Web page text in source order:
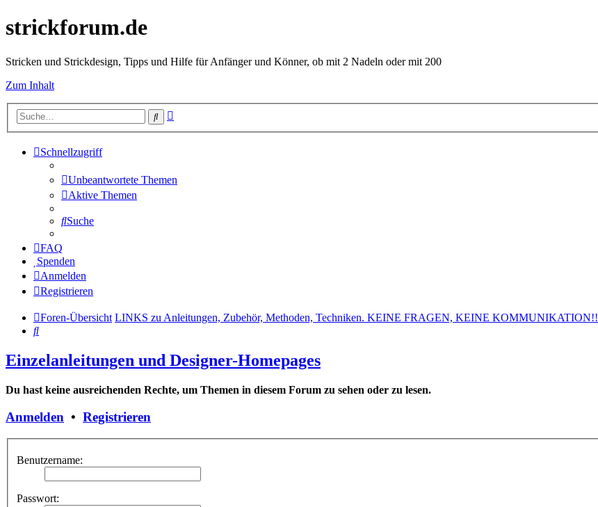
strickforum.de
Stricken und Strickdesign, Tipps und Hilfe für Anfänger und Könner, ob mit 2 Nadeln oder mit 200
Zum Inhalt
Suche
Schnellzugriff
Unbeantwortete Themen
Aktive Themen
Suche
FAQ
Spenden
Anmelden
Registrieren
Foren-Übersicht LINKS zu Anleitungen, Zubehör, Methoden, Techniken. KEINE FRAGEN, KEINE KOMMUNIKATION!!
Suche
Einzelanleitungen und Designer-Homepages
Du hast keine ausreichenden Rechte, um Themen in diesem Forum zu sehen oder zu lesen.
Anmelden • Registrieren
Benutzername:
Passwort: